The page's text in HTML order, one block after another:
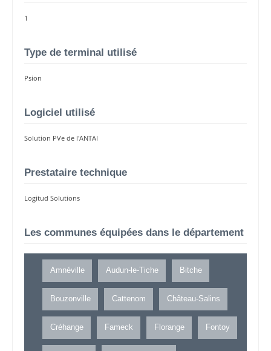
1
Type de terminal utilisé
Psion
Logiciel utilisé
Solution PVe de l'ANTAI
Prestataire technique
Logitud Solutions
Les communes équipées dans le département
Amnéville Audun-le-Tiche Bitche
Bouzonville Cattenom Château-Salins
Créhange Fameck Florange Fontoy